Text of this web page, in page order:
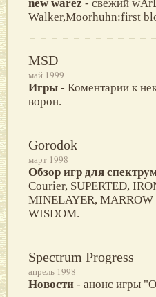
new warez - свежий
Walker,Moorhuhn:first
MSD
май 1999
Игры - Коментарии к
ворон.
Gorodok
март 1998
Обзор игр для
Courier, SUPERTED,
MINELAYER,
WISDOM.
Spectrum Progress
апрель 1998
Новости - анонс игры